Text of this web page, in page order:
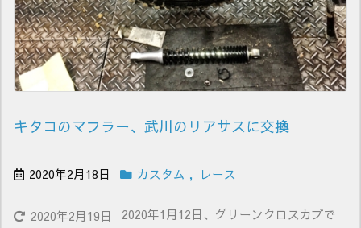
キタコのマフラー、武川のリアサスに交換
2020年2月18日 カスタム , レース
2020年2月19日
2020年1月12日、グリーンクロスカブで